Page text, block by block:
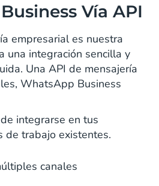
Vía API
empresarial es nuestra
una integración sencilla y
Una API de mensajería
WhatsApp Business
integrarse en tus
de trabajo existentes.
canales